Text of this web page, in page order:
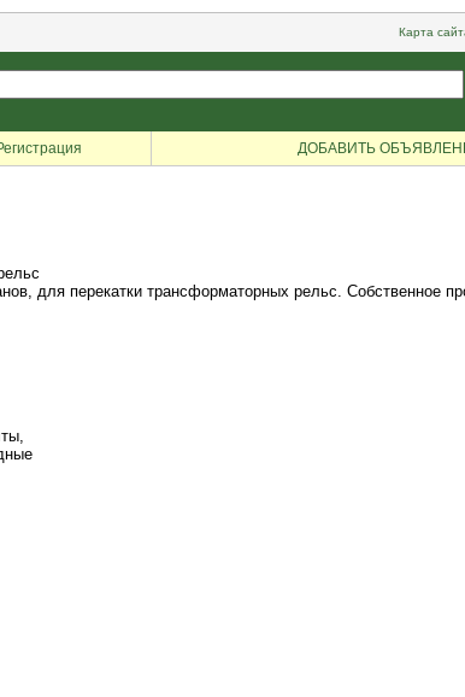
Карта
ДОБАВИТЬ
для перекатки трансформаторных рельс. Собственное